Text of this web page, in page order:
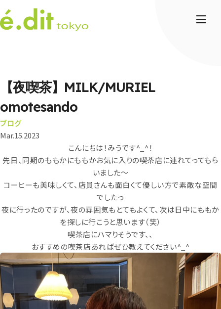
【夜喫茶】MILK/MURIEL
omotesando
ブログ
Mar.15.2023
こんにちは！みうです^_^！
先日、同期のももかにももかお気に入りの喫茶店に連れてってもら
いました〜
コーヒーも美味しくて、店員さんも面白くて優しい方で素敵な空間
でしたっ
夜に行ったのですが、夜の雰囲気もとてもよくて、次は日中にももか
を探しに行こうと思います（笑）
喫茶店にハマりそうです、、
おすすめの喫茶店あればぜひ教えてください^_^